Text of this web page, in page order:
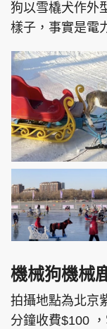
狗以雪橇犬作外
樣子，事實是電
機械狗機械
拍攝地點為北京
分鐘收費$100